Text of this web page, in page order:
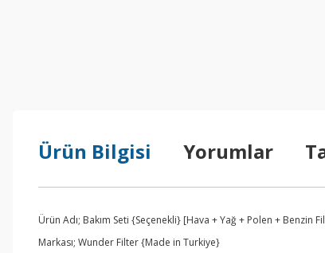
Ürün Bilgisi Yorumlar
Ürün Adı; Bakım Seti {Seçenekli} [Hava + Yağ + Polen + Benzin
Markası; Wunder Filter {Made in Turkiye}